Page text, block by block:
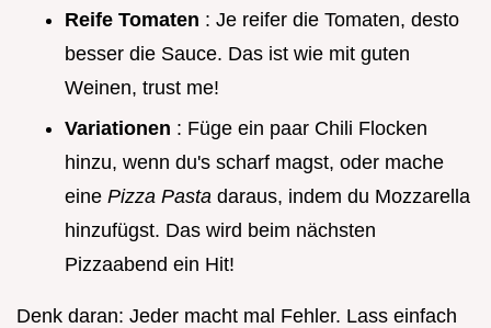
Reife Tomaten : Je reifer die Tomaten, desto
besser die Sauce. Das ist wie mit guten
Weinen, trust me!
Variationen : Füge ein paar Chili Flocken
hinzu, wenn du's scharf magst, oder mache
eine Pizza Pasta daraus, indem du Mozzarella
hinzufügst. Das wird beim nächsten
Pizzaabend ein Hit!
Denk daran: Jeder macht mal Fehler. Lass einfach